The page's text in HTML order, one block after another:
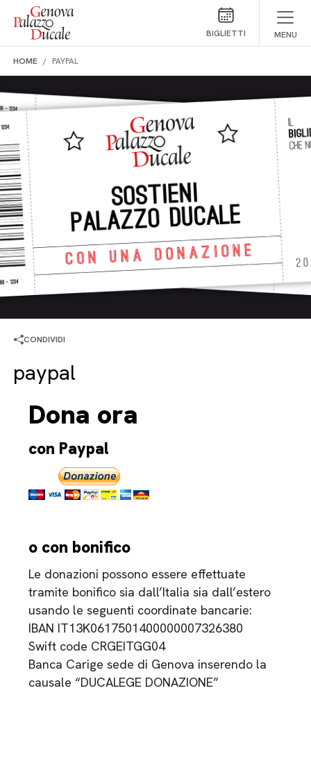
Salta al contenuto
BIGLIETTI MENU
HOME PAYPAL
CONDIVIDI
paypal
Dona ora
con Paypal
o con bonifico
Le donazioni possono essere effettuate
tramite bonifico sia dall’Italia sia dall’estero
usando le seguenti coordinate bancarie:
IBAN IT13K0617501400000007326380
Swift code CRGEITGG04
Banca Carige sede di Genova inserendo la
causale “DUCALEGE DONAZIONE”